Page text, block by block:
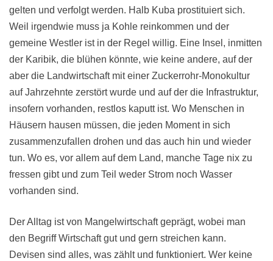
gelten und verfolgt werden. Halb Kuba prostituiert sich.
Weil irgendwie muss ja Kohle reinkommen und der
gemeine Westler ist in der Regel willig. Eine Insel, inmitten
der Karibik, die blühen könnte, wie keine andere, auf der
aber die Landwirtschaft mit einer Zuckerrohr-Monokultur
auf Jahrzehnte zerstört wurde und auf der die Infrastruktur,
insofern vorhanden, restlos kaputt ist. Wo Menschen in
Häusern hausen müssen, die jeden Moment in sich
zusammenzufallen drohen und das auch hin und wieder
tun. Wo es, vor allem auf dem Land, manche Tage nix zu
fressen gibt und zum Teil weder Strom noch Wasser
vorhanden sind.
Der Alltag ist von Mangelwirtschaft geprägt, wobei man
den Begriff Wirtschaft gut und gern streichen kann.
Devisen sind alles, was zählt und funktioniert. Wer keine